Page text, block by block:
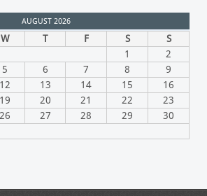
AUGUST 2026
W T F S
S
1
2
5 6 7 8
9
12 13 14 15
16
19 20 21 22
23
26 27 28 29
30